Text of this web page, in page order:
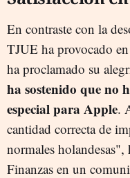
En contraste con la
TJUE ha provocado
ha proclamado su
ha sostenido que
especial para Apple.
cantidad correcta de
normales
Finanzas en un